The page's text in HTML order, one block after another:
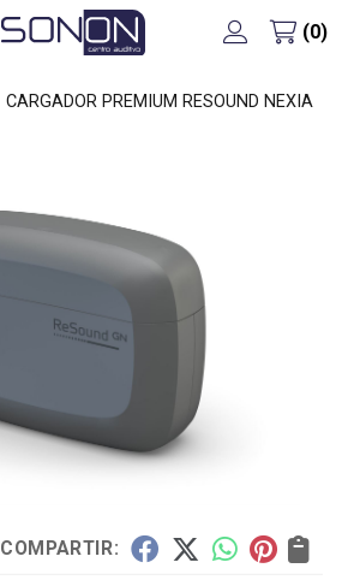
0
CARGADOR PREMIUM RESOUND NEXIA
COMPARTIR: